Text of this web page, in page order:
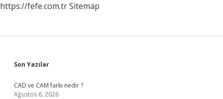
https://fefe.com.trSitemap
Sidebar
Son Yazılar
CAD ve CAM farkı nedir ?
Ağustos 6, 2026